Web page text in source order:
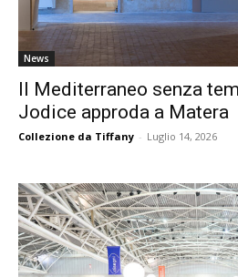
News
Il Mediterraneo senza
Jodice approda a Matera
Collezione da Tiffany - Luglio 14, 2026